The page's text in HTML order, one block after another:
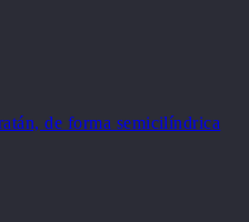
de forma semicilíndrica